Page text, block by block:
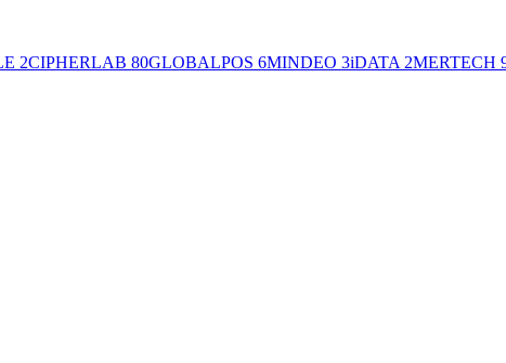
2CIPHERLAB 80GLOBALPOS 6MINDEO 3iDATA 2MERTECH